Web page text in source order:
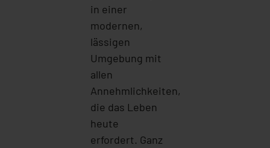
in einer
modernen,
lässigen
Umgebung mit
allen
Annehmlichkeiten,
die das Leben
heute
erfordert. Ganz